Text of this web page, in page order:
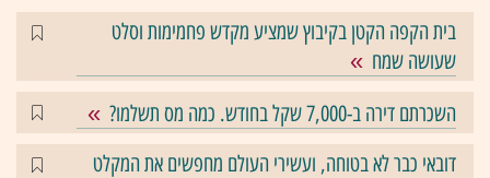
בית הקפה הקטן בקיבוץ שמציע מקדש פחמימות וסלט
שעושה שמח
השכרתם דירה ב-7,000 שקל בחודש. כמה מס תשלמו?
דובאי כבר לא בטוחה, ועשירי העולם מחפשים את המקלט